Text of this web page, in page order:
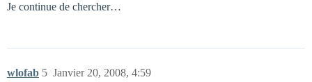
Je continue de chercher…
wlofab Janvier 20, 2008, 4:59
5